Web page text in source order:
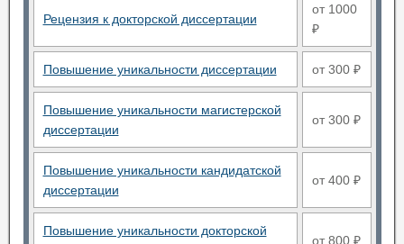
Рецензия к докторской диссертации
от 1000
₽
Повышение уникальности диссертации от 300 ₽
Повышение уникальности магистерской
диссертации
от 300 ₽
Повышение уникальности кандидатской
диссертации
от 400 ₽
Повышение уникальности докторской
от 800 ₽